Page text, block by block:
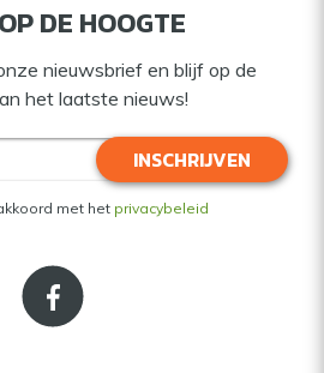
DE HOOGTE
nieuwsbrief en blijf op de
het laatste nieuws!
INSCHRIJVEN
met het privacybeleid